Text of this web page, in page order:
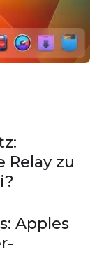
Relay zu
Apples